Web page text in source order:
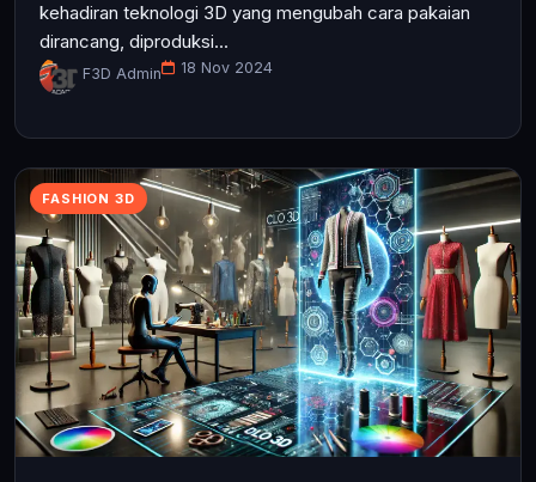
kehadiran teknologi 3D yang mengubah cara pakaian
dirancang, diproduksi...
F3D Admin 18 Nov 2024
FASHION 3D